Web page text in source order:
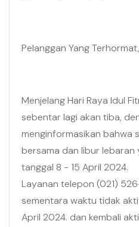
Pelanggan Yang Terhormat,
Menjelang Hari Raya Idul
sebentar lagi akan tiba,
menginformasikan bahwa
bersama dan libur
tanggal 8 - 15 April 2024.
Layanan telepon (021)
sementara waktu tidak
April 2024. dan kembali